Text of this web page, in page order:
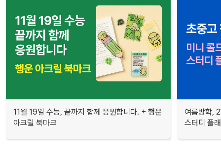
11월 19일 수능, 끝까지 함께 응원합니다. + 행운
아크릴 북마크
여름방학,
스터디 플